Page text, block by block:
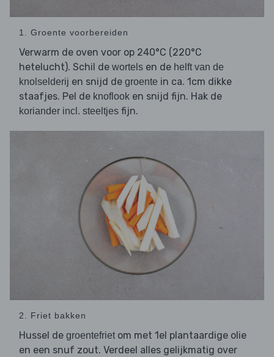
1. Groente voorbereiden
Verwarm de oven voor op 240°C (220°C
hetelucht). Schil de wortels en de helft van de
knolselderij en snijd de groente in ca. 1cm dikke
staafjes. Pel de knoflook en snijd fijn. Hak de
koriander incl. steeltjes fijn.
2. Friet bakken
Hussel de groentefrietom met 1el plantaardige olie
en een snuf zout. Verdeel alles gelijkmatig over